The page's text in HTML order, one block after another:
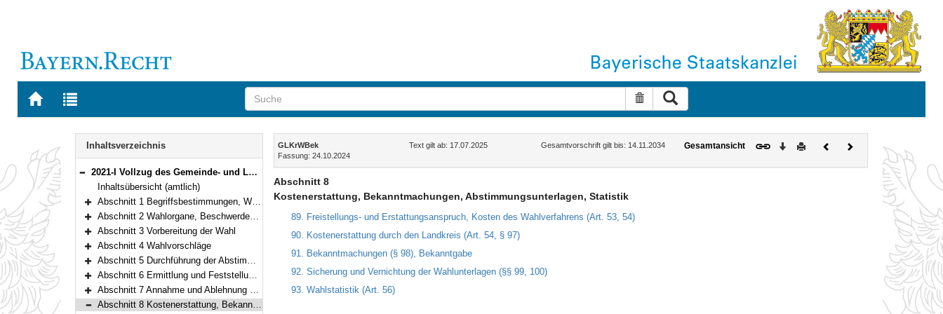
Zur
BAYERN.RECHT
Zur
letzten
Suche zurücksetzen
Navigation
Inhaltsverzeichnis
Bereich reduzieren
2021-I Vollzug des Gemeinde- und Landkreiswahlgesetzes und der Gemeinde- und Landkreiswahlordnung (Gemeinde- und Landkreiswahlbekanntmachung – GLKrWBek) Bekanntmachung des Bayerischen Staatsministeriums des Innern, für Sport und Integration vom 24. Oktober 2024, Az. B1-1367-3-37 (BayMBl. Nr. 534 )
Inhaltsübersicht (amtlich)
Bereich erweitern
Abschnitt 1 Begriffsbestimmungen, Wahlrecht, Wählbarkeit
Bereich erweitern
Abschnitt 2 Wahlorgane, Beschwerdeausschuss
Bereich erweitern
Abschnitt 3 Vorbereitung der Wahl
Bereich erweitern
Abschnitt 4 Wahlvorschläge
Bereich erweitern
Abschnitt 5 Durchführung der Abstimmung, Sicherung der Wahlfreiheit, Briefwahl
Bereich erweitern
Abschnitt 6 Ermittlung und Feststellung des Wahlergebnisses
Bereich erweitern
Abschnitt 7 Annahme und Ablehnung der Wahl
Abschnitt 8 Kostenerstattung, Bekanntmachungen, Abstimmungsunterlagen, Statistik
Inhalt
GLKrWBek Text gilt ab: 17.07.2025
Gesamtvorschrift gilt bis: 14.11.2034
Fassung: 24.10.2024
Gesamtansicht Download
DruckenVorherigesNächstes
Dokument
Abschnitt 8
Kostenerstattung, Bekanntmachungen, Abstimmungsunterlagen, Statistik
89. Freistellungs- und Erstattungsanspruch, Kosten des Wahlverfahrens (Art. 53, 54)
90. Kostenerstattung durch den Landkreis (Art. 54, § 97)
91. Bekanntmachungen (§ 98), Bekanntgabe
92. Sicherung und Vernichtung der Wahlunterlagen (§§ 99, 100)
93. Wahlstatistik (Art. 56)